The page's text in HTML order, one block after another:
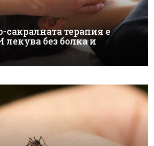
сакралната терапия е
без болка и